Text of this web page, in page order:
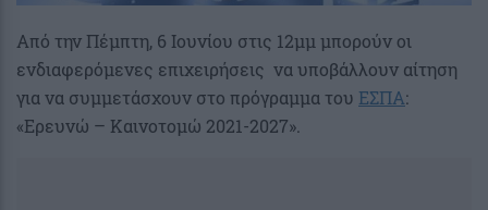
Από την Πέμπτη, 6 Ιουνίου στις 12μμ μπορούν οι
ενδιαφερόμενες επιχειρήσεις να υποβάλλουν αίτηση
για να συμμετάσχουν στο πρόγραμμα του ΕΣΠΑ:
«Ερευνώ – Καινοτομώ 2021-2027».